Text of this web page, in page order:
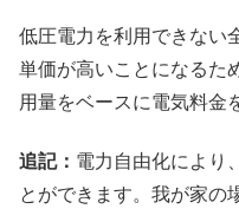
低圧電力を利用できない
単価が高いことになるた
用量をベースに電気料金
追記： 電力自由化により
とができます。我が家の